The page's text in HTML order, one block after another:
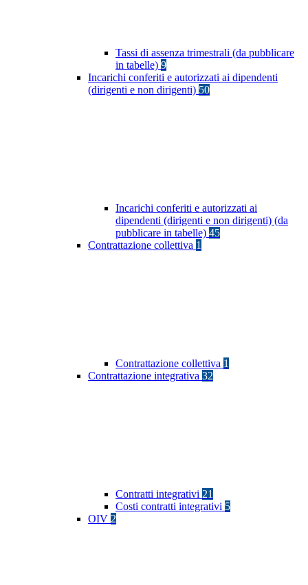
Tassi di assenza trimestrali (da pubblicare
in tabelle) 9
Incarichi conferiti e autorizzati ai dipendenti
(dirigenti e non dirigenti) 50
Incarichi conferiti e autorizzati ai
dipendenti (dirigenti e non dirigenti) (da
pubblicare in tabelle) 45
Contrattazione collettiva 1
Contrattazione collettiva 1
Contrattazione integrativa 32
Contratti integrativi 21
Costi contratti integrativi 5
OIV 2